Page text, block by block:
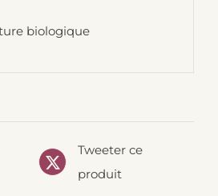
biologique
Tweeter ce
produit